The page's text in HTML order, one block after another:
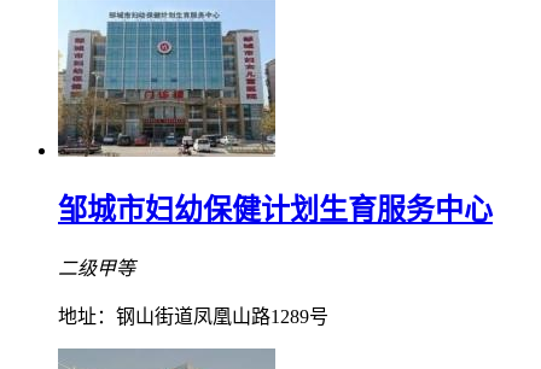
邹城市妇幼保健计划生育服务中心
二级甲等
地址：钢山街道凤凰山路1289号